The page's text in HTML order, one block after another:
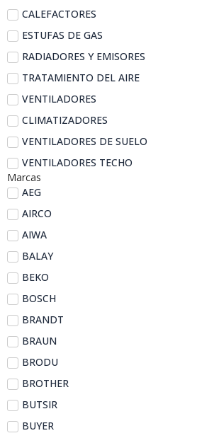
CALEFACTORES
ESTUFAS DE GAS
RADIADORES Y EMISORES
TRATAMIENTO DEL AIRE
VENTILADORES
CLIMATIZADORES
VENTILADORES DE SUELO
VENTILADORES TECHO
Marcas
AEG
AIRCO
AIWA
BALAY
BEKO
BOSCH
BRANDT
BRAUN
BRODU
BROTHER
BUTSIR
BUYER